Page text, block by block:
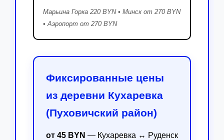
Марьина Горка 220 BYN • Минск от 270 BYN
• Аэропорт от 270 BYN
Фиксированные цены
из деревни Кухаревка
(Пуховичский район)
от 45 BYN — Кухаревка ↔ Руденск